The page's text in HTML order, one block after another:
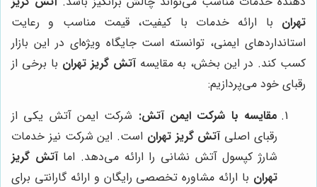
تهران با ارائه خدمات با کیفیت، قیمت مناسب و رعایت
استانداردهای ایمنی، توانسته است جایگاه ویژه‌ای در این بازار
کسب کند. در این بخش، به مقایسهآتش گریز تهران با برخی از
رقبای خود می‌پردازیم:
مقایسه با شرکت ایمن آتش: شرکت ایمن آتش یکی از
رقبای اصلیآتش گریز تهران است. این شرکت نیز خدمات
شارژ کپسول آتش نشانی را ارائه می‌دهد. اماآتش گریز
تهران با ارائه مشاوره تخصصی رایگان و ارائه گارانتی برای